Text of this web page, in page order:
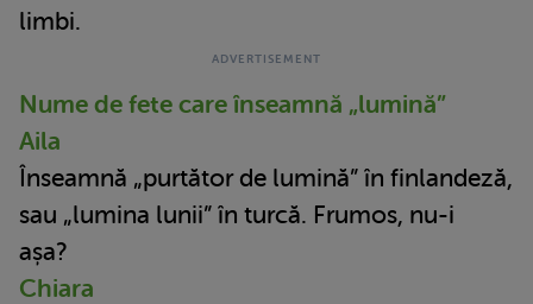
limbi.
Nume de fete care înseamnă „lumină”
Aila
Înseamnă „purtător de lumină” în finlandeză,
sau „lumina lunii” în turcă. Frumos, nu-i
așa?
Chiara